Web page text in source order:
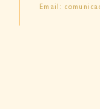
Email: